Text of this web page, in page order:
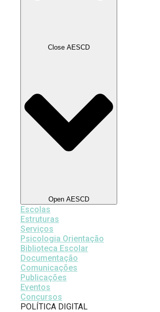
Close AESCD
Open AESCD
Escolas
Estruturas
Serviços
Psicologia Orientação
Biblioteca Escolar
Documentação
Comunicações
Publicações
Eventos
Concursos
POLÍTICA DIGITAL